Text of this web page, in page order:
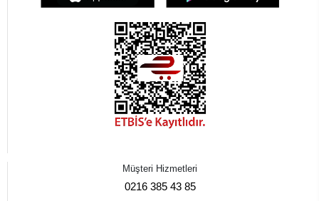
Müşteri Hizmetleri
0216 385 43 85